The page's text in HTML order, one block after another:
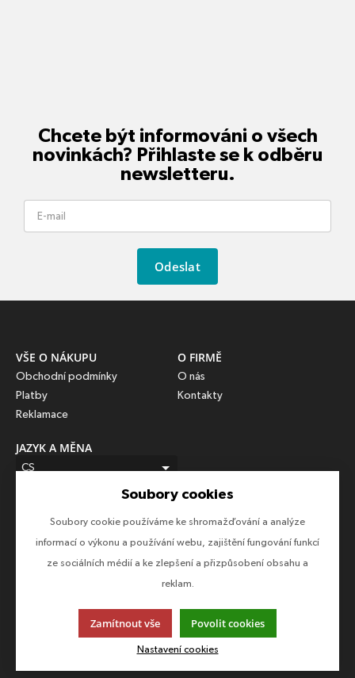
Chcete být informováni o všech
novinkách? Přihlaste se k odběru
newsletteru.
Odeslat
VŠE O NÁKUPU
Obchodní podmínky
Platby
Reklamace
O FIRMĚ
O nás
Kontakty
JAZYK A MĚNA
CS
Soubory cookies
Soubory cookie používáme ke shromažďování a analýze
informací o výkonu a používání webu, zajištění fungování funkcí
ze sociálních médií a ke zlepšení a přizpůsobení obsahu a
reklam.
Zamítnout vše Povolit cookies
Nastavení cookies